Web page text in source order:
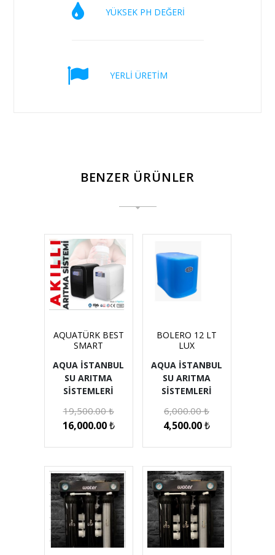
YÜKSEK PH DEĞERİ
YERLİ ÜRETİM
BENZER ÜRÜNLER
AQUATÜRK BEST
SMART
AQUA İSTANBUL
SU ARITMA
SİSTEMLERİ
19,500.00₺
16,000.00₺
BOLERO 12 LT
LUX
AQUA İSTANBUL
SU ARITMA
SİSTEMLERİ
6,000.00₺
4,500.00₺